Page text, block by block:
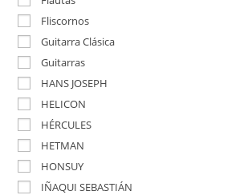
Fliscornos
Guitarra Clásica
Guitarras
HANS JOSEPH
HELICON
HÉRCULES
HETMAN
HONSUY
IÑAQUI SEBASTIÁN